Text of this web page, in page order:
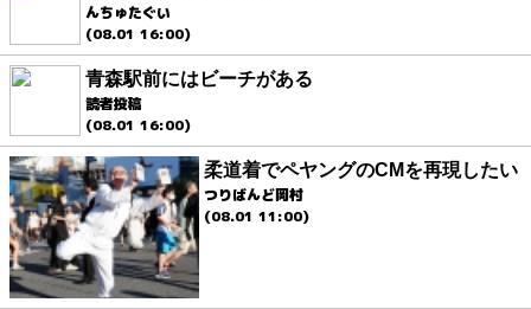
んちゅたぐい
(08.01 16:00)
青森駅前にはビーチがある
読者投稿
(08.01 16:00)
柔道着でペヤングのCMを再現したい
つりばんど岡村
(08.01 11:00)